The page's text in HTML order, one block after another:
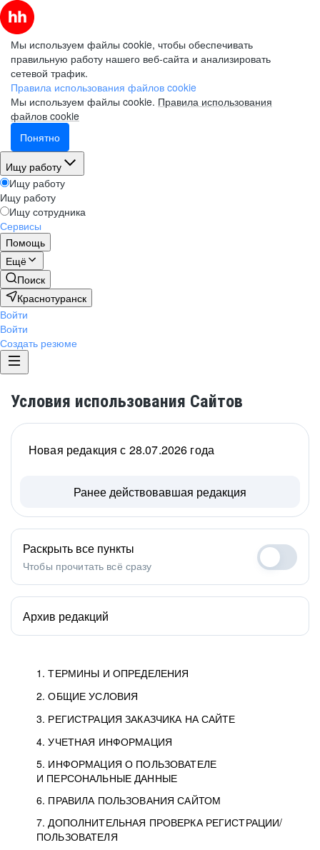
Мы используем файлы cookie, чтобы обеспечивать
правильную работу нашего веб-сайта и анализировать
сетевой трафик.
Правила использования файлов cookie
Мы используем файлы cookie. Правила использования
файлов cookie
Понятно
Ищу работу
Ищу работу
Ищу работу
Ищу сотрудника
Сервисы
Помощь
Ещё
Поиск
Краснотуранск
Войти
Войти
Создать резюме
Условия использования Сайтов
1. ТЕРМИНЫ И ОПРЕДЕЛЕНИЯ
2. ОБЩИЕ УСЛОВИЯ
3. РЕГИСТРАЦИЯ ЗАКАЗЧИКА НА САЙТЕ
4. УЧЕТНАЯ ИНФОРМАЦИЯ
5. ИНФОРМАЦИЯ О ПОЛЬЗОВАТЕЛЕ
И ПЕРСОНАЛЬНЫЕ ДАННЫЕ
6. ПРАВИЛА ПОЛЬЗОВАНИЯ САЙТОМ
7. ДОПОЛНИТЕЛЬНАЯ ПРОВЕРКА РЕГИСТРАЦИИ/
ПОЛЬЗОВАТЕЛЯ
Новая редакция с 28.07.2026 года
Ранее действовавшая редакция
Раскрыть все пункты
Чтобы прочитать всё сразу
Архив редакций